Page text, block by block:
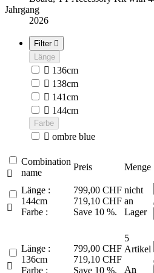
Jahrgang
2026
Filter 
Länge
 136cm
 138cm
 141cm
 144cm
Farbe
 ombre blue

Combination
name
Preis Menge

Länge :
144cm
Farbe :
799,00 CHF
719,10 CHF
Save 10 %.
nicht
an
Lager

Länge :
136cm
Farbe :
799,00 CHF
719,10 CHF
Save 10 %.
5
Artikel
An